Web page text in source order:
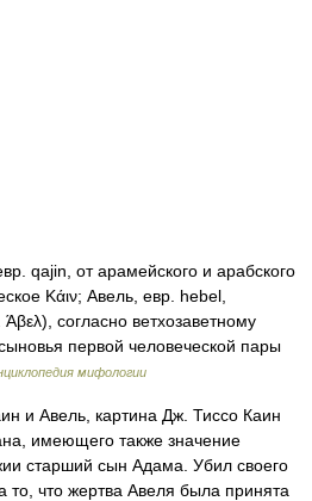
qajin, от арамейского и арабского
Κάιν; Авель, евр. hebel,
согласно ветхозаветному
первой человеческой пары
мифологии
и Авель, картина Дж. Тиссо Каин
старший сын Адама. Убил своего
то, что жертва Авеля была принята